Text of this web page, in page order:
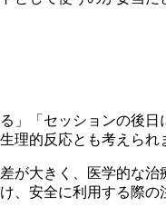
「セッションの後
理的反応とも考えられ
が大きく、医学的な治
安全に利用する際の